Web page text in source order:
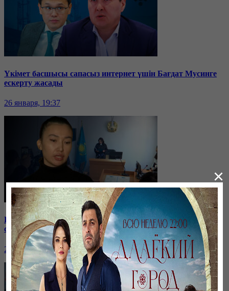
Үкімет басшысы сапасыз интернет үшін Бағдат Мусинге
ескерту жасады
26 января, 19:37
Бірнеше отбасын алдаған туристік фирма директоры
сотталып жатыр
26 января, 19:36
×